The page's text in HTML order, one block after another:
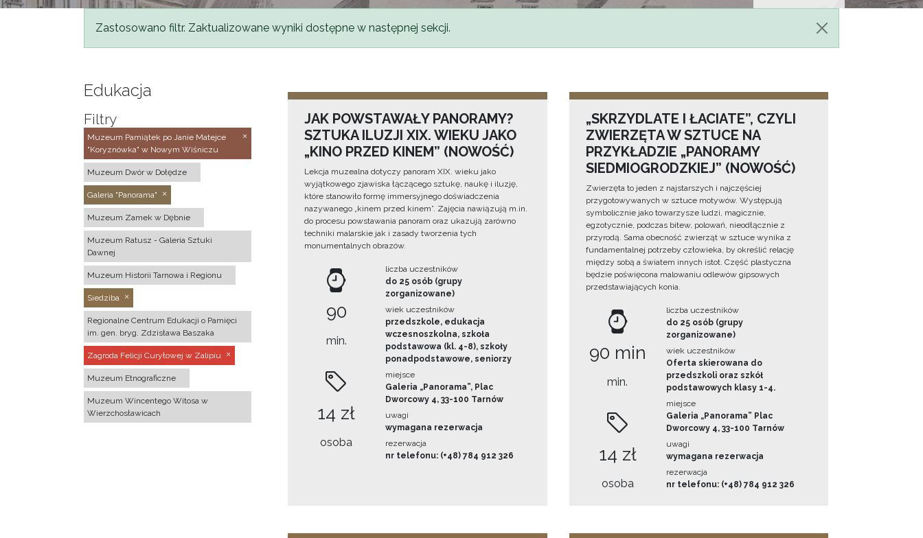
Komunikat
Zastosowano filtr. Zaktualizowane wyniki dostępne w następnej sekcji.
Edukacja
Filtry
Muzeum Pamiątek po Janie Matejce
"Koryznówka" w Nowym Wiśniczu
Muzeum Dwór w Dołędze
Galeria "Panorama"
Muzeum Zamek w Dębnie
Muzeum Ratusz - Galeria Sztuki
Dawnej
Muzeum Historii Tarnowa i Regionu
Siedziba
Regionalne Centrum Edukacji o Pamięci
im. gen. bryg. Zdzisława Baszaka
Zagroda Felicji Curyłowej w Zalipiu
Muzeum Etnograficzne
Muzeum Wincentego Witosa w
Wierzchosławicach
JAK POWSTAWAŁY PANORAMY?
SZTUKA ILUZJI XIX. WIEKU JAKO
„KINO PRZED KINEM” (NOWOŚĆ)
Lekcja muzealna dotyczy panoram XIX. wieku jako
wyjątkowego zjawiska łączącego sztukę, naukę i iluzję,
które stanowiło formę immersyjnego doświadczenia
nazywanego „kinem przed kinem”. Zajęcia nawiązują m.in.
do procesu powstawania panoram oraz ukazują zarówno
techniki malarskie jak i zasady tworzenia tych
monumentalnych obrazów.
90
min.
14 zł
osoba
liczba uczestników
do 25 osób (grupy
zorganizowane)
wiek uczestników
przedszkole, edukacja
wczesnoszkolna, szkoła
podstawowa (kl. 4-8), szkoły
ponadpodstawowe, seniorzy
miejsce
Galeria „Panorama”, Plac
Dworcowy 4, 33-100 Tarnów
uwagi
wymagana rezerwacja
rezerwacja
nr telefonu: (+48) 784 912 326
„SKRZYDLATE I ŁACIATE”, CZYLI
ZWIERZĘTA W SZTUCE NA
PRZYKŁADZIE „PANORAMY
SIEDMIOGRODZKIEJ” (NOWOŚĆ)
Zwierzęta to jeden z najstarszych i najczęściej
przygotowywanych w sztuce motywów. Występują
symbolicznie jako towarzysze ludzi, magicznie,
egzotycznie, podczas bitew, polowań, nieodłącznie z
przyrodą. Sama obecność zwierząt w sztuce wynika z
fundamentalnej potrzeby człowieka, by określić relację
między sobą a światem innych istot. Część plastyczna
będzie poświęcona malowaniu odlewów gipsowych
przedstawiających konia.
90 min
min.
14 zł
osoba
liczba uczestników
do 25 osób (grupy
zorganizowane)
wiek uczestników
Oferta skierowana do
przedszkoli oraz szkół
podstawowych klasy 1-4.
miejsce
Galeria „Panorama” Plac
Dworcowy 4, 33-100 Tarnów
uwagi
wymagana rezerwacja
rezerwacja
nr telefonu: (+48) 784 912 326